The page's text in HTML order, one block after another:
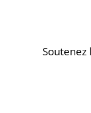
Soutenez